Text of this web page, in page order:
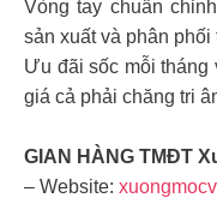
Vòng tay chuẩn
sản xuất và phân
Ưu đãi sốc mỗi
giá cả phải chăng tri
GIAN HÀNG TMĐT
– Website: